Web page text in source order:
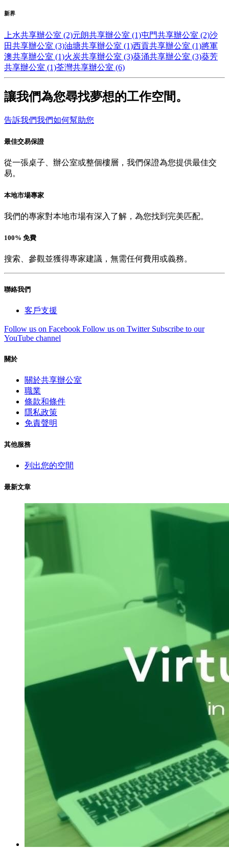
新界
上水共享辦公室 (2)元朗共享辦公室 (1)屯門共享辦公室 (2)沙
田共享辦公室 (3)油塘共享辦公室 (1)西貢共享辦公室 (1)將軍
澳共享辦公室 (1)火炭共享辦公室 (3)葵涌共享辦公室 (3)葵芳
共享辦公室 (1)荃灣共享辦公室 (6)
讓我們為您尋找夢想的工作空間。
告訴我們我們如何幫助您
最佳交易保證
從一張桌子、辦公室或整個樓層，我們保證為您提供最佳交
易。
本地市場專家
我們的專家對本地市場有深入了解，為您找到完美匹配。
100% 免費
搜索、參觀並獲得專家建議，無需任何費用或義務。
聯絡我們
客戶支援
Follow us on Facebook Follow us on Twitter Subscribe to our
YouTube channel
關於
關於共享辦公室
職業
條款和條件
隱私政策
免責聲明
其他服務
列出您的空間
最新文章